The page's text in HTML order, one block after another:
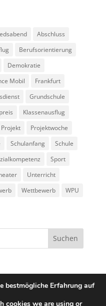
Abschluss
Berufsorientierung
Demokratie
Mobil
Frankfurt
Grundschule
Klassenausflug
Projekt
Projektwoche
Schulanfang
Schule
Sport
Unterricht
Wettbewerb WPU
Downloads
bestmögliche Erfahrung auf
cookies we are using or